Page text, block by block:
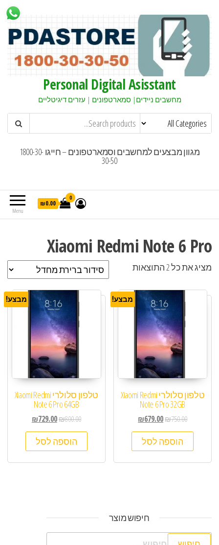
Personal Digital Asisstant
מחשבים ניידים| סמארטפונים | עזרים דיגיטליים
מגוון מבצעים למחשבים וסמארטפונים – חייגו 1800-30-
30-50
Menu
0
₪0.00
Xiaomi Redmi Note 6 Pro
מציג את כל 2 התוצאות
מבצע!
טלפון סלולרי Xiaomi Redmi
Note 6 Pro 32GB
₪750.00
₪679.00
הוספה לסל
מבצע!
טלפון סלולרי Xiaomi Redmi
Note 6 Pro 64GB
₪800.00
₪729.00
הוספה לסל
חיפוש מוצר
חיפוש: